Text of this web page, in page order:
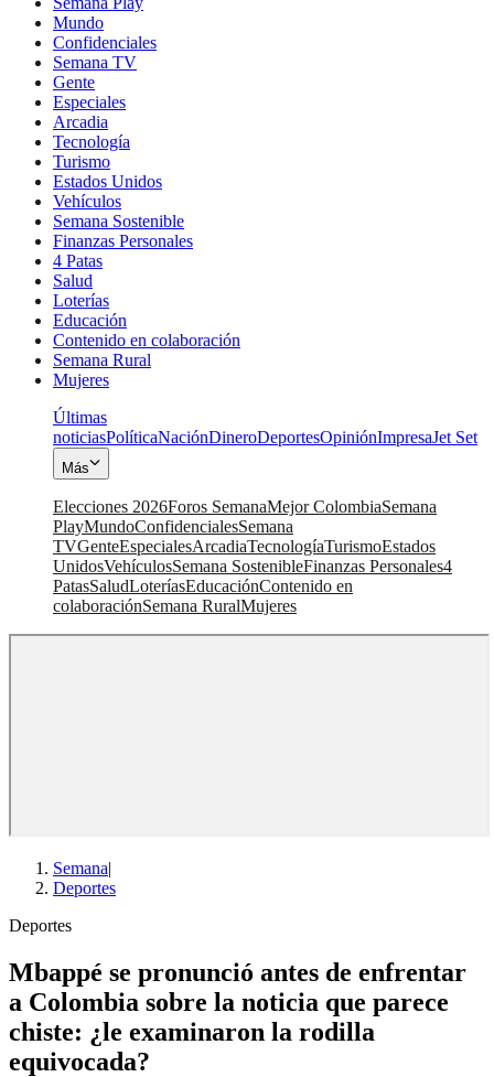
Mundo
Confidenciales
Semana TV
Gente
Especiales
Arcadia
Tecnología
Turismo
Estados Unidos
Vehículos
Semana Sostenible
Finanzas Personales
4 Patas
Salud
Loterías
Educación
Contenido en colaboración
Semana Rural
Mujeres
Últimas
noticiasPolíticaNaciónDineroDeportesOpiniónImpresaJet Set
Más
Elecciones 2026Foros SemanaMejor ColombiaSemana
PlayMundoConfidencialesSemana
TVGenteEspecialesArcadiaTecnologíaTurismoEstados
UnidosVehículosSemana SostenibleFinanzas Personales4
PatasSaludLoteríasEducaciónContenido en
colaboraciónSemana RuralMujeres
Semana|
Deportes
Deportes
Mbappé se pronunció antes de enfrentar
a Colombia sobre la noticia que parece
chiste: ¿le examinaron la rodilla
equivocada?